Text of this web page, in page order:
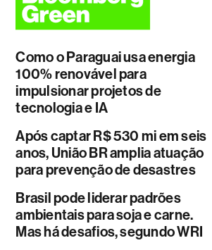
Como o Paraguai usa energia
100% renovável para
impulsionar projetos de
tecnologia e IA
Após captar R$ 530 mi em seis
anos, União BR amplia atuação
para prevenção de desastres
Brasil pode liderar padrões
ambientais para soja e carne.
Mas há desafios, segundo WRI